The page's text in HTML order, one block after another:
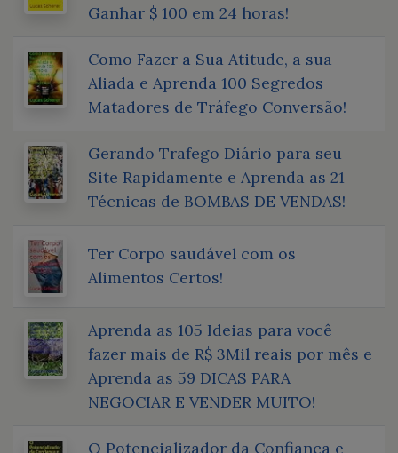
Ganhar $ 100 em 24 horas!
Como Fazer a Sua Atitude, a sua
Aliada e Aprenda 100 Segredos
Matadores de Tráfego Conversão!
Gerando Trafego Diário para seu
Site Rapidamente e Aprenda as 21
Técnicas de BOMBAS DE VENDAS!
Ter Corpo saudável com os
Alimentos Certos!
Aprenda as 105 Ideias para você
fazer mais de R$ 3Mil reais por mês e
Aprenda as 59 DICAS PARA
NEGOCIAR E VENDER MUITO!
O Potencializador da Confiança e